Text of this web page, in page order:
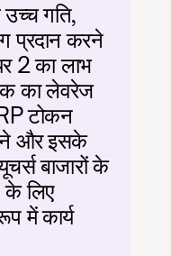
गति,
प्रदान करने
2 का लाभ
का लेवरेज
टोकन
और इसके
बाजारों के
के लिए
में कार्य